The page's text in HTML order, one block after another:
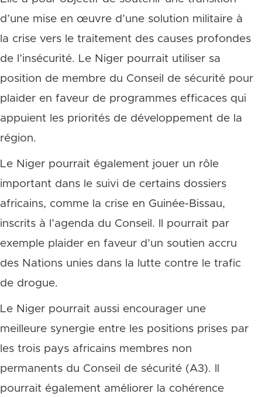
d’une mise en œuvre d’une solution militaire à
la crise vers le traitement des causes profondes
de l’insécurité. Le Niger pourrait utiliser sa
position de membre du Conseil de sécurité pour
plaider en faveur de programmes efficaces qui
appuient les priorités de développement de la
région.
Le Niger pourrait également jouer un rôle
important dans le suivi de certains dossiers
africains, comme la crise en Guinée-Bissau,
inscrits à l’agenda du Conseil. Il pourrait par
exemple plaider en faveur d’un soutien accru
des Nations unies dans la lutte contre le trafic
de drogue.
Le Niger pourrait aussi encourager une
meilleure synergie entre les positions prises par
les trois pays africains membres non
permanents du Conseil de sécurité (A3). Il
pourrait également améliorer la cohérence